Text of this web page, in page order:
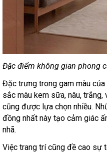
Đặc điểm không gian phong
Đặc trưng trong gam màu của
sắc màu kem sữa, nâu,
cũng được lựa chọn nhiều.
đồng nhất này tạo cảm giác
nhã.
Việc trang trí cũng đề cao sự